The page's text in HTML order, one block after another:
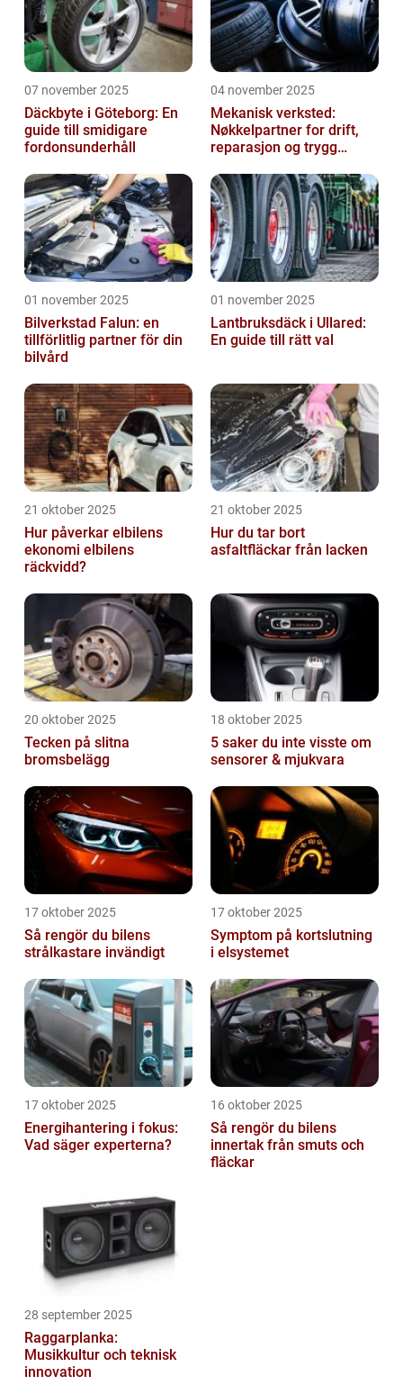
07 november 2025
Däckbyte i Göteborg: En
guide till smidigare
fordonsunderhåll
04 november 2025
Mekanisk verksted:
Nøkkelpartner for drift,
reparasjon og trygg
01 november 2025
Bilverkstad Falun: en
tillförlitlig partner för din
bilvård
01 november 2025
Lantbruksdäck i Ullared:
En guide till rätt val
21 oktober 2025
Hur påverkar elbilens
ekonomi elbilens
räckvidd?
21 oktober 2025
Hur du tar bort
asfaltfläckar från lacken
20 oktober 2025
Tecken på slitna
bromsbelägg
18 oktober 2025
5 saker du inte visste om
sensorer & mjukvara
17 oktober 2025
Så rengör du bilens
strålkastare invändigt
17 oktober 2025
Symptom på kortslutning
i elsystemet
17 oktober 2025
Energihantering i fokus:
Vad säger experterna?
16 oktober 2025
Så rengör du bilens
innertak från smuts och
fläckar
28 september 2025
Raggarplanka:
Musikkultur och teknisk
innovation